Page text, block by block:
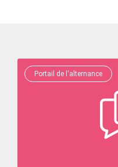
Portail de l'alternance